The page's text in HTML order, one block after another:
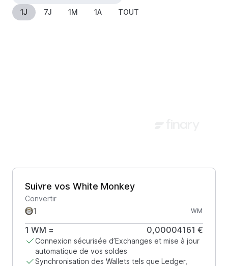
1J 7J 1M 1A TOUT
Suivre vos White Monkey
Convertir
WM
1 WM = 0,00004161 €
Connexion sécurisée d’Exchanges et mise à jour
automatique de vos soldes
Synchronisation des Wallets tels que Ledger,